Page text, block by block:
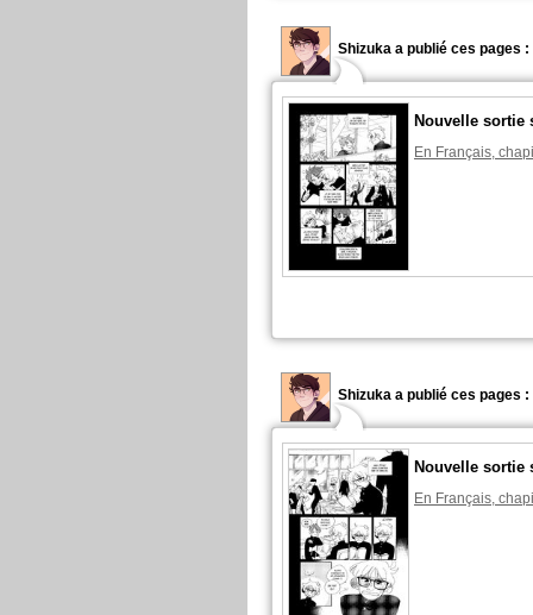
Shizuka a publié ces pages :
Nouvelle sortie
En Français,
Shizuka a publié ces pages :
Nouvelle sortie
En Français,